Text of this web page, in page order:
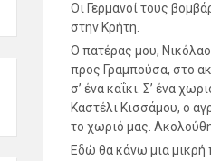
Οι Γερμανοί τους
στην Κρήτη.
Ο πατέρας μου,
προς Γραμπούσα, στο
σ’ ένα καΐκι. Σ’ ένα
Καστέλι Κισσάμου, ο
το χωριό μας.
Εδώ θα κάνω μια